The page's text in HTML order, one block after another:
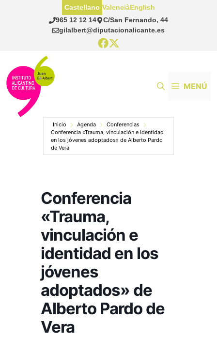
965 12 12 14
C/San Fernando, 44
gilalbert@diputacionalicante.es
Castellano ValenciàEnglish
MENÚ
Inicio Agenda
Conferencias
Conferencia «Trauma, vinculación e identidad
en los jóvenes adoptados» de Alberto Pardo
de Vera
Conferencia
«Trauma,
vinculación e
identidad en los
jóvenes
adoptados» de
Alberto Pardo de
Vera